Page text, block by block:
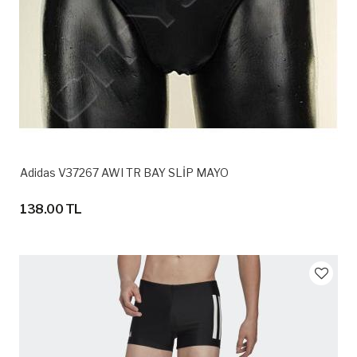
Adidas V37267 AWI TR BAY SLİP MAYO
138.00 TL